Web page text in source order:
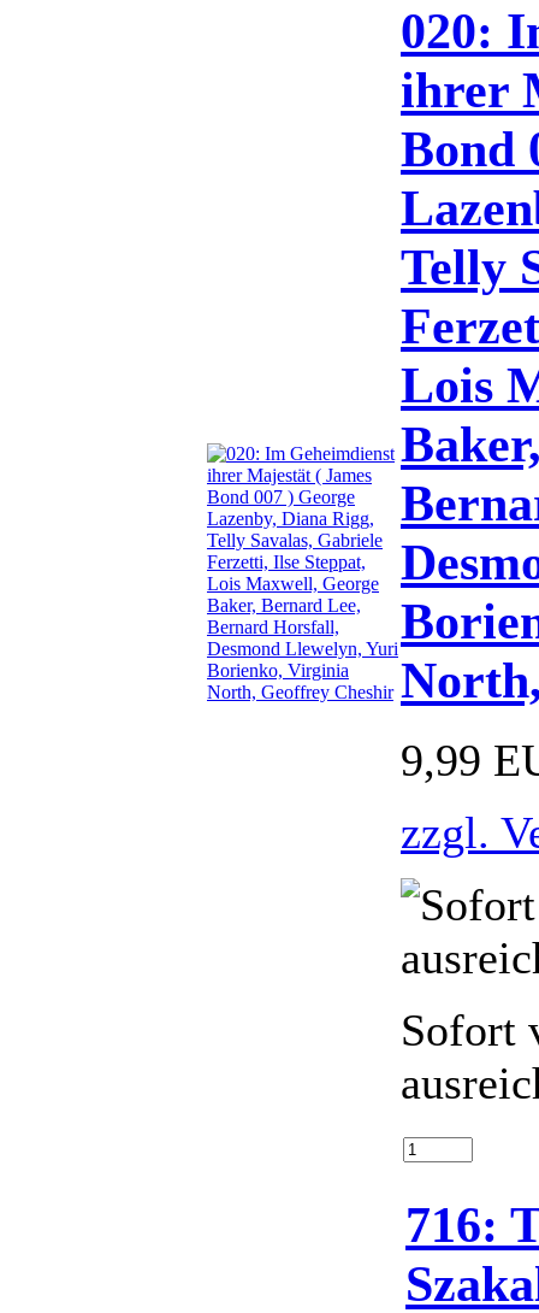
020:
ihrer
Bond
Telly
Lois
9,99
zzgl.
Sofort
716: